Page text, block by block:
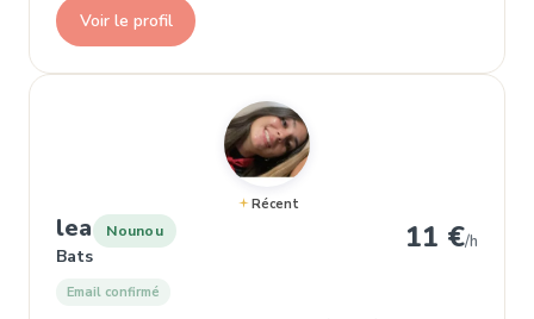
Voir le profil
Récent
lea, Nounou à Bats
Bats
Nounou 11 €/h
Email confirmé